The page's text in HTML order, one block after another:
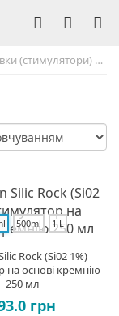
(стимулятори)
500ml 1 L
Rock (Si02 1%)
на основі кремнію
250 мл
грн